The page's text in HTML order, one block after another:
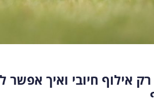
אילוף חיובי ואיך אפשר